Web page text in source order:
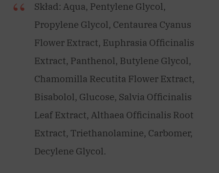
Skład: Aqua, Pentylene Glycol,
Propylene Glycol, Centaurea Cyanus
Flower Extract, Euphrasia Officinalis
Extract, Panthenol, Butylene Glycol,
Chamomilla Recutita Flower Extract,
Bisabolol, Glucose, Salvia Officinalis
Leaf Extract, Althaea Officinalis Root
Extract, Triethanolamine, Carbomer,
Decylene Glycol.